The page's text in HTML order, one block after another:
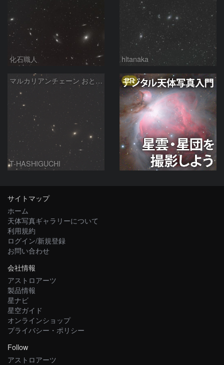
化石職人 hltanaka
マルカリアンチェーン おとめ座銀河団 2026/05/13
T-HASHIGUCHI
PR
サイトマップ
ホーム
天体写真ギャラリーについて
利用規約
ログイン/新規登録
お問い合わせ
会社情報
アストロアーツ
製品情報
星ナビ
星空ガイド
オンラインショップ
プライバシー・ポリシー
Follow
アストロアーツ